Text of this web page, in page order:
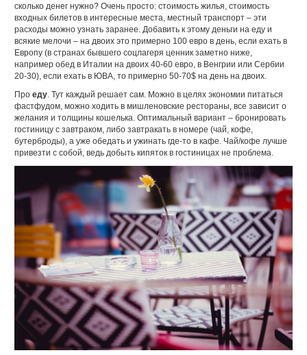
сколько денег нужно? Очень просто: стоимость жилья, стоимость
входных билетов в интересные места, местный транспорт – эти
расходы можно узнать заранее. Добавить к этому деньги на еду и
всякие мелочи – на двоих это примерно 100 евро в день, если ехать в
Европу (в странах бывшего соцлагеря ценник заметно ниже,
например обед в Италии на двоих 40-60 евро, в Венгрии или Сербии
20-30), если ехать в ЮВА, то примерно 50-70$ на день на двоих.
Проеду . Тут каждый решает сам. Можно в целях экономии питаться
фастфудом, можно ходить в мишленовские рестораны, все зависит о
желания и толщины кошелька. Оптимальный вариант – бронировать
гостиницу с завтраком, либо завтракать в номере (чай, кофе,
бутерброды), а уже обедать и ужинать где-то в кафе. Чай/кофе лучше
привезти с собой, ведь добыть кипяток в гостиницах не проблема.